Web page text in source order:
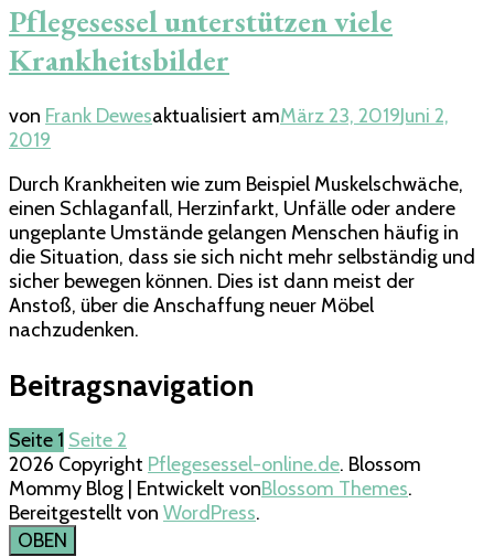
Pflegesessel unterstützen viele
Krankheitsbilder
von Frank Dewesaktualisiert amMärz 23, 2019Juni 2,
2019
Durch Krankheiten wie zum Beispiel Muskelschwäche,
einen Schlaganfall, Herzinfarkt, Unfälle oder andere
ungeplante Umstände gelangen Menschen häufig in
die Situation, dass sie sich nicht mehr selbständig und
sicher bewegen können. Dies ist dann meist der
Anstoß, über die Anschaffung neuer Möbel
nachzudenken.
Beitragsnavigation
Seite 1 Seite2
2026 Copyright Pflegesessel-online.de. Blossom
Mommy Blog | Entwickelt vonBlossom Themes.
Bereitgestellt von WordPress.
OBEN